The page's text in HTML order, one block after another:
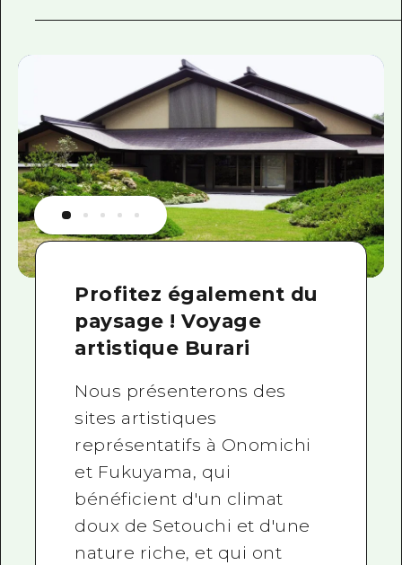
Profitez également du
paysage ! Voyage
artistique Burari
Nous présenterons des
sites artistiques
représentatifs à Onomichi
et Fukuyama, qui
bénéficient d'un climat
doux de Setouchi et d'une
nature riche, et qui ont